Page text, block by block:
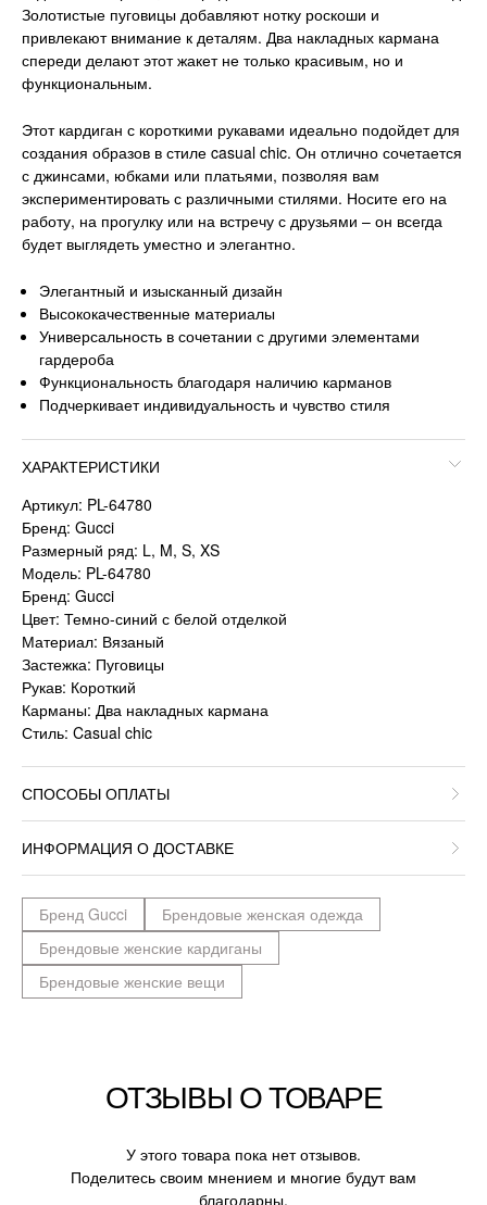
Золотистые пуговицы добавляют нотку роскоши и
привлекают внимание к деталям. Два накладных кармана
спереди делают этот жакет не только красивым, но и
функциональным.
Этот кардиган с короткими рукавами идеально подойдет для
создания образов в стиле casual chic. Он отлично сочетается
с джинсами, юбками или платьями, позволяя вам
экспериментировать с различными стилями. Носите его на
работу, на прогулку или на встречу с друзьями – он всегда
будет выглядеть уместно и элегантно.
Элегантный и изысканный дизайн
Высококачественные материалы
Универсальность в сочетании с другими элементами
гардероба
Функциональность благодаря наличию карманов
Подчеркивает индивидуальность и чувство стиля
ХАРАКТЕРИСТИКИ
Артикул: PL-64780
Бренд: Gucci
Размерный ряд: L, M, S, XS
Модель: PL-64780
Бренд: Gucci
Цвет: Темно-синий с белой отделкой
Материал: Вязаный
Застежка: Пуговицы
Рукав: Короткий
Карманы: Два накладных кармана
Стиль: Casual chic
СПОСОБЫ ОПЛАТЫ
ИНФОРМАЦИЯ О ДОСТАВКЕ
Бренд Gucci
Брендовые женская одежда
Брендовые женские кардиганы
Брендовые женские вещи
ОТЗЫВЫ О ТОВАРЕ
У этого товара пока нет отзывов.
Поделитесь своим мнением и многие будут вам
благодарны.